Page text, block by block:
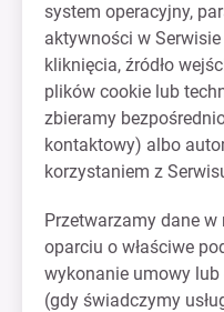
system operacyjny,
aktywności w
kliknięcia, źródło
plików cookie lub
zbieramy
kontaktowy) albo
korzystaniem z
Przetwarzamy dane
oparciu o właściwe
wykonanie umowy lub
(gdy świadczymy